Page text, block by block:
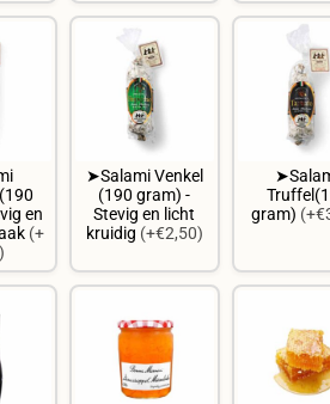
en
(+
➤Salami Venkel
(190 gram) -
Stevig en licht
kruidig (+€2,50)
gram)